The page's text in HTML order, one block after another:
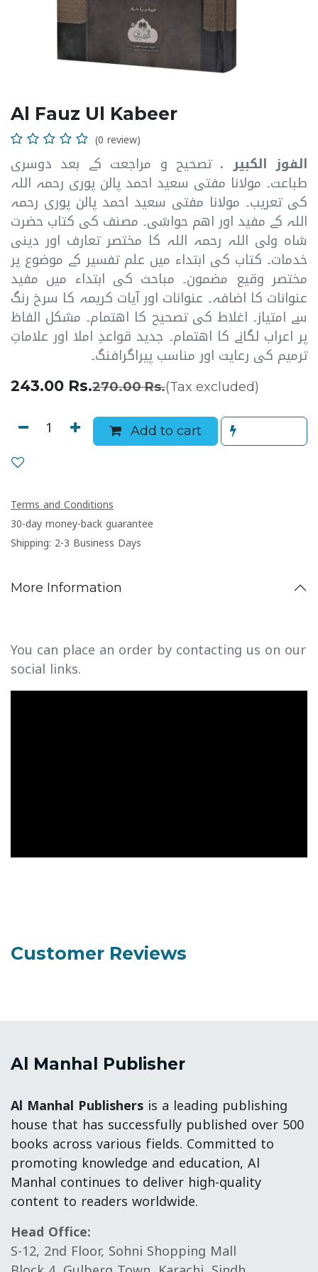
Al Fauz Ul Kabeer
(0 review)
الفوز الکبیر .تصحیح و مراجعت کے بعد دوسری
طباعت۔ مولانا مفتی سعید احمد پالن پوری رحمہ اللہ
کی تعریب۔ مولانا مفتی سعید احمد پالن پوری رحمہ
اللہ کے مفید اور اھم حواشی۔ مصنف کی کتاب حضرت
شاہ ولی اللہ رحمہ اللہ کا مختصر تعارف اور دینی
خدمات۔ کتاب کی ابتداء میں علم تفسیر کے موضوع پر
مختصر وقیع مضمون۔ مباحث کی ابتداء میں مفید
عنوانات کا اضافہ۔ عنوانات اور آیات کریمہ کا سرخ رنگ
سے امتیاز۔ اغلاط کی تصحیح کا اھتمام۔ مشکل الفاظ
پر اعراب لگانے کا اھتمام۔ جدید قواعدِ املا اور علاماتِ
ترمیم کی رعایت اور مناسب پیراگرافنگ۔
243.00 Rs.270.00Rs.(Tax excluded)
Add to cart
Terms and Conditions
30-day money-back guarantee
Shipping: 2-3 Business Days
More Information
You can place an order by contacting us on our
social links.
Customer Reviews
Al Manhal Publisher
Al Manhal Publishers is a leading publishing
house that has successfully published over 500
books across various fields. Committed to
promoting knowledge and education, Al
Manhal continues to deliver high-quality
content to readers worldwide.
Head Office:
S-12, 2nd Floor, Sohni Shopping Mall